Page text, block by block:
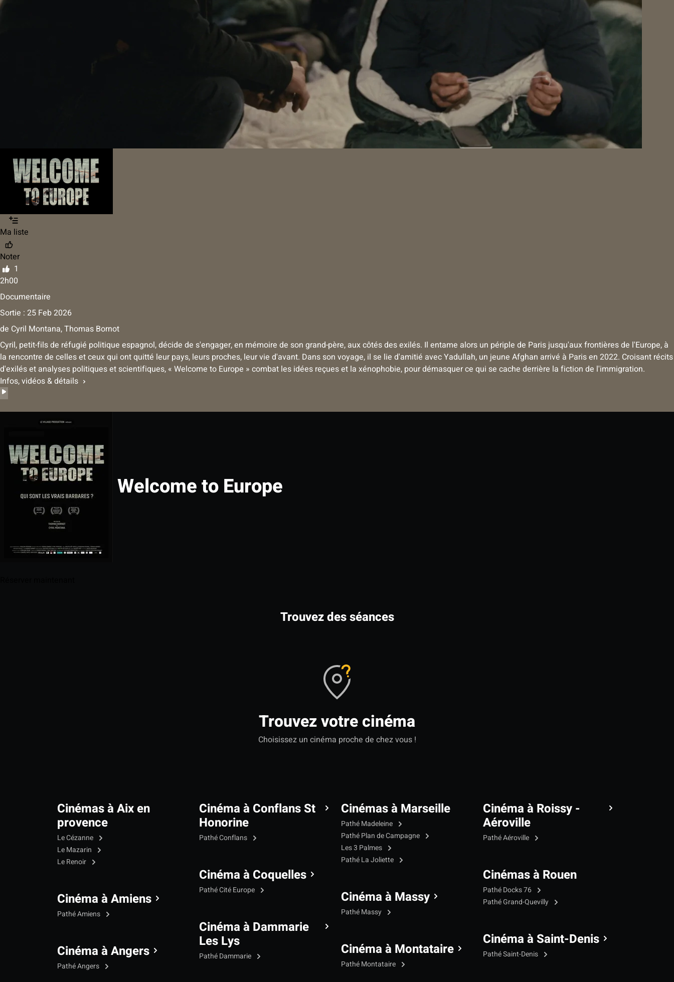
Ma liste
Noter
1
2h00
Documentaire
Sortie : 25 Feb 2026
de Cyril Montana, Thomas Bornot
Cyril, petit-fils de réfugié politique espagnol, décide de s'engager, en mémoire de son grand-père, aux côtés des exilés. Il entame alors un périple de Paris jusqu'aux frontières de l'Europe, à
la rencontre de celles et ceux qui ont quitté leur pays, leurs proches, leur vie d'avant. Dans son voyage, il se lie d'amitié avec Yadullah, un jeune Afghan arrivé à Paris en 2022. Croisant récits
d'exilés et analyses politiques et scientifiques, « Welcome to Europe » combat les idées reçues et la xénophobie, pour démasquer ce qui se cache derrière la fiction de l'immigration.
Infos, vidéos & détails
Welcome to Europe
Trouvez des séances
Trouvez votre cinéma
Choisissez un cinéma proche de chez vous !
Cinémas à Aix en
provence
Le Cézanne
Le Mazarin
Le Renoir
Cinéma à Amiens
Pathé Amiens
Cinéma à Angers
Pathé Angers
Cinéma à Conflans St
Honorine
Pathé Conflans
Cinéma à Coquelles
Pathé Cité Europe
Cinéma à Dammarie
Les Lys
Pathé Dammarie
Cinémas à Marseille
Pathé Madeleine
Pathé Plan de Campagne
Les 3 Palmes
Pathé La Joliette
Cinéma à Massy
Pathé Massy
Cinéma à Montataire
Pathé Montataire
Cinéma à Roissy -
Aéroville
Pathé Aéroville
Cinémas à Rouen
Pathé Docks 76
Pathé Grand-Quevilly
Cinéma à Saint-Denis
Pathé Saint-Denis